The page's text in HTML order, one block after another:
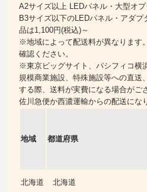
A2サイズ以上 LEDパネル・大型オ
B3サイズ以下のLEDパネル・アダ
品は1,100円(税込)～
※地域によって配送料が異なります
確認ください。
※東京ビッグサイト、パシフィコ横
規模商業施設、特殊施設等への直送
する際、送料が実費になる場合がご
佐川急便か西濃運輸からの配送にな
地域 都道府県
北海道 北海道